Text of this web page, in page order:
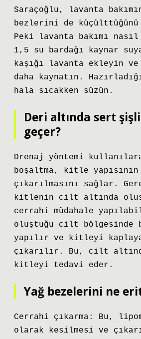
Saraçoğlu, lavanta
bezlerini de küçülttüğünü
Peki lavanta bakımı
1,5 su bardağı kaynar
kaşığı lavanta ekleyin ve
daha kaynatın.
hala sıcakken süzün.
Deri altında sert
geçer?
Drenaj yöntemi
boşaltma, kitle
çıkarılmasını sağlar.
kitlenin cilt altında
cerrahi müdahale
oluştuğu cilt bölgesinde
yapılır ve kitleyi
çıkarılır. Bu, cilt
kitleyi tedavi eder.
Yağ bezelerini ne
Cerrahi çıkarma: Bu,
olarak kesilmesi ve